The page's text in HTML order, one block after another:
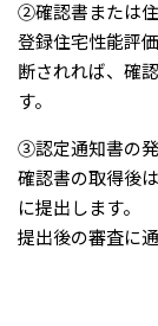
②確認書または
登録住宅性能評
断されれば、確
す。
③認定通知書の
確認書の取得後
に提出します。
提出後の審査に